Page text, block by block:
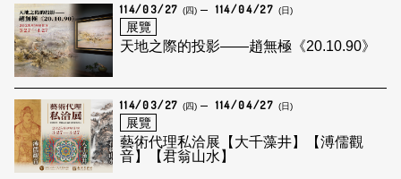
114/03/27 (四) 114/04/27 (日)
展覽
天地之際的投影——趙無極《20.10.90》
114/03/27 (四) 114/04/27 (日)
展覽
藝術代理私洽展【大千藻井】【溥儒觀
音】【君翁山水】